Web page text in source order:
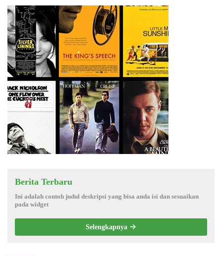
Berita Terbaru
Ini adalah contoh judul deskripsi yang bisa anda isi dan sesuaikan
pada widget
Selengkapnya